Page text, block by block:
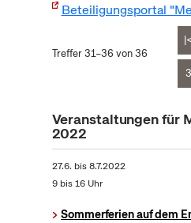
Beteiligungsportal
Treffer 31–36 von 36
|<
3
Veranstaltungen für
2022
27.6. bis8.7.2022
9 bis 16 Uhr
Sommerferien auf dem